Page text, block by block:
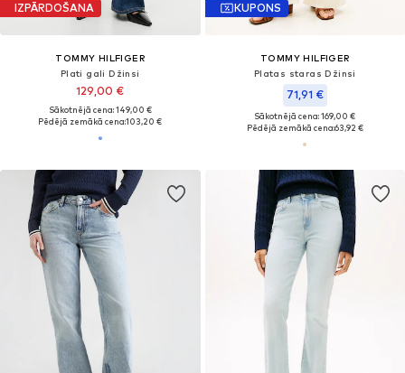
IZPĀRDOŠANA
TOMMY HILFIGER
Plati gali Džinsi
129,00 €
Sākotnējā cena: 149,00 €
Pēdējā zemākā cena:103,20 €
KUPONS
TOMMY HILFIGER
Platas staras Džinsi
71,91 €
Sākotnējā cena: 169,00 €
Pēdējā zemākā cena:63,92 €